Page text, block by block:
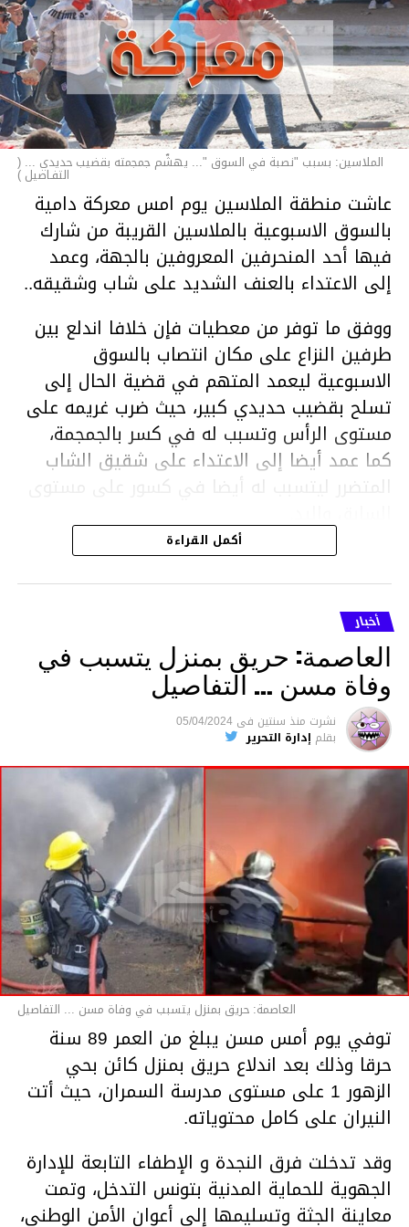
الملاسين: بسبب "نصبة في السوق "... يهشّم جمجمته بقضيب حديدي ... (
التفـاصيل )
عاشت منطقة الملاسين يوم امس معركة دامية
بالسوق الاسبوعية بالملاسين القريبة من شارك
فيها أحد المنحرفين المعروفين بالجهة، وعمد
إلى الاعتداء بالعنف الشديد على شاب وشقيقه..
ووفق ما توفر من معطيات فإن خلافا اندلع بين
طرفين النزاع على مكان انتصاب بالسوق
الاسبوعية ليعمد المتهم في قضية الحال إلى
تسلح بقضيب حديدي كبير، حيث ضرب غريمه على
مستوى الرأس وتسبب له في كسر بالجمجمة،
كما عمد أيضا إلى الاعتداء على شقيق الشاب
المتضرر ليتسبب له أيضا في كسور على مستوى
هذا وقد تمكن أعوان مركز الأمن الوطني بحي
هلال في توقيت قياسي من محاصرة المشتبه به
والقبض عليه وإحالته على التحقيق في خصوص
ما نُسبه إليه.
متابعة
قسم الاخبار
أكمل القراءة
أخبار
العاصمة: حريق بمنزل يتسبب في
وفاة مسن … التفاصيل
نشرت منذ سنتين فى 05/04/2024
بقلم إدارة التحرير
العاصمة: حريق بمنزل يتسبب في وفاة مسن ... التفاصيل
توفي يوم أمس مسن يبلغ من العمر 89 سنة
حرقا وذلك بعد اندلاع حريق بمنزل كائن بحي
الزهور 1 على مستوى مدرسة السمران، حيث أتت
النيران على كامل محتوياته.
وقد تدخلت فرق النجدة و الإطفاء التابعة للإدارة
الجهوية للحماية المدنية بتونس التدخل، وتمت
معاينة الجثة وتسليمها إلى أعوان الأمن الوطني،